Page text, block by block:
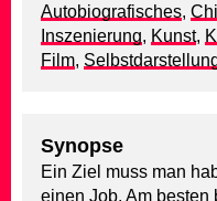
Autobiografisches,
Inszenierung, Kunst,
Film,
Synopse
Ein Ziel muss man
einen Job. Am